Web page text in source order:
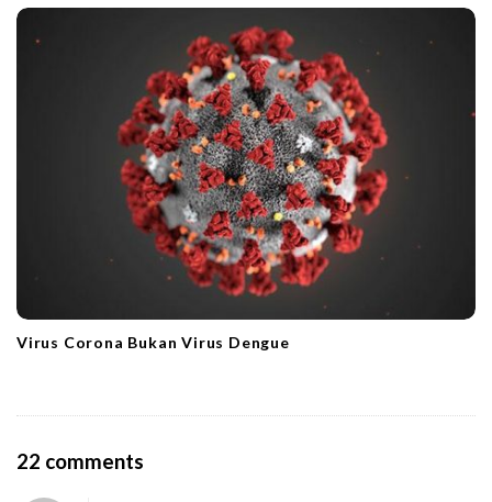
Virus Corona Bukan Virus Dengue
22 comments